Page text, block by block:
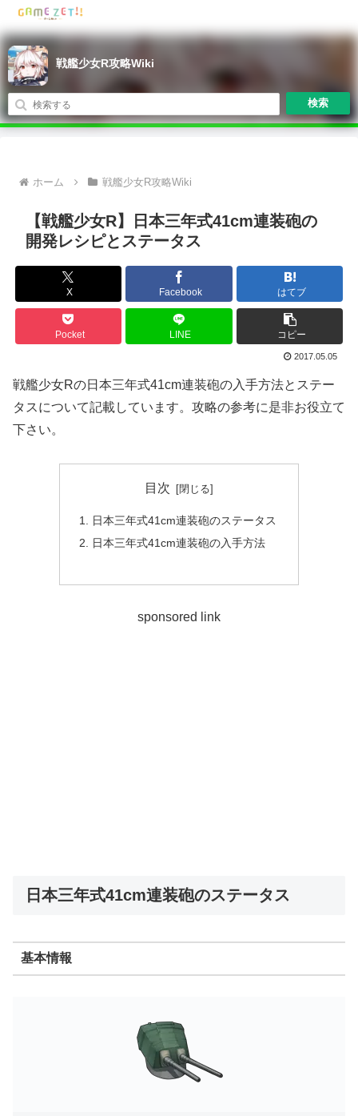
戦艦少女R攻略Wiki
検索
ホーム 戦艦少女R攻略Wiki
【戦艦少女R】日本三年式41cm連装砲の
開発レシピとステータス
X Facebook はてブ
Pocket LINE コピー
2017.05.05
戦艦少女Rの日本三年式41cm連装砲の入手方法とステー
タスについて記載しています。攻略の参考に是非お役立て
下さい。
目次
日本三年式41cm連装砲のステータス
日本三年式41cm連装砲の入手方法
sponsored link
日本三年式41cm連装砲のステータス
基本情報